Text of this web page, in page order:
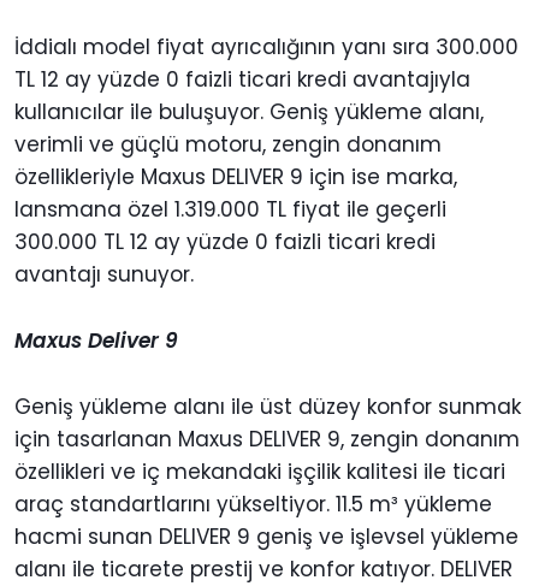
İddialı model fiyat ayrıcalığının yanı sıra 300.000
TL 12 ay yüzde 0 faizli ticari kredi avantajıyla
kullanıcılar ile buluşuyor. Geniş yükleme alanı,
verimli ve güçlü motoru, zengin donanım
özellikleriyle Maxus DELIVER 9 için ise marka,
lansmana özel 1.319.000 TL fiyat ile geçerli
300.000 TL 12 ay yüzde 0 faizli ticari kredi
avantajı sunuyor.
Maxus Deliver 9
Geniş yükleme alanı ile üst düzey konfor sunmak
için tasarlanan Maxus DELIVER 9, zengin donanım
özellikleri ve iç mekandaki işçilik kalitesi ile ticari
araç standartlarını yükseltiyor. 11.5 m³ yükleme
hacmi sunan DELIVER 9 geniş ve işlevsel yükleme
alanı ile ticarete prestij ve konfor katıyor. DELIVER